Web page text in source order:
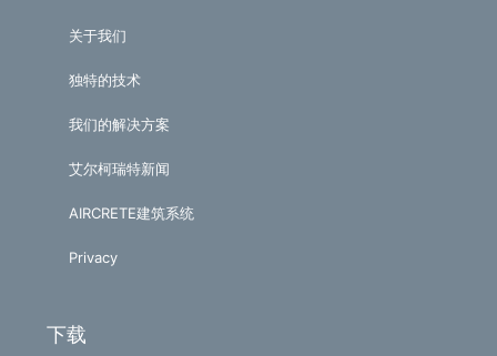
关于我们
独特的技术
我们的解决方案
艾尔柯瑞特新闻
AIRCRETE建筑系统
Privacy
下载